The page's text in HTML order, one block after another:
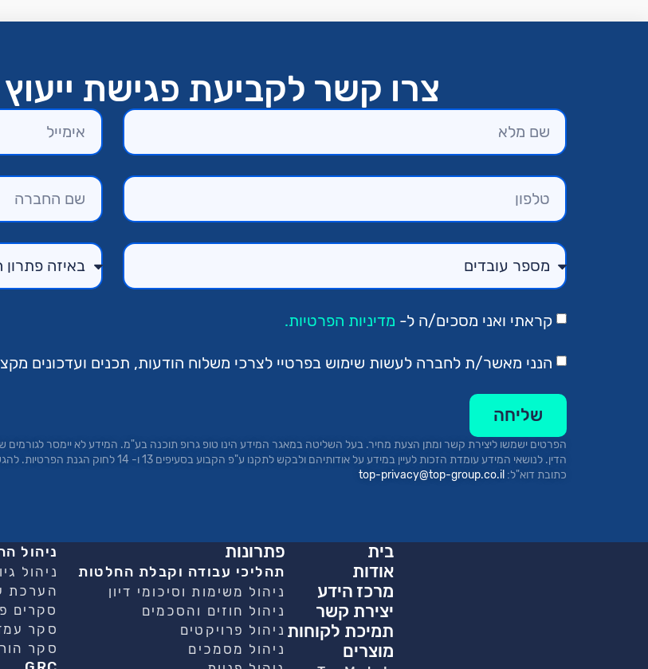
צרו קשר לקביעת פגישת
קראתי ואני מסכים/ה ל- מדיניות הפרטיות.
הנני מאשר/ת לחברה לעשות שימוש בפרטיי לצרכי משלוח הודעות, תכנים ועדכונים
שליחה
הפרטים ישמשו ליצירת קשר ומתן הצעת מחיר. בעל השליטה במאגר המידע הינו טופ גרופ תוכנה בע"מ. המידע לא יימסר
הדין. לנושאי המידע עומדת הזכות לעיין במידע על
כתובת דוא"ל: top-privacy@top-group.co.il
בית
אודות
מרכז הידע
יצירת קשר
תמיכת לקוחות
מוצרים
פתרונות
תהליכי עבודה וקבלת החלטות
ניהול משימות וסיכומי דיון
ניהול חוזים והסכמים
ניהול פרויקטים
ניהול מסמכים
ניהול
ניהול
הערכת
סקרים
סקר
סקר